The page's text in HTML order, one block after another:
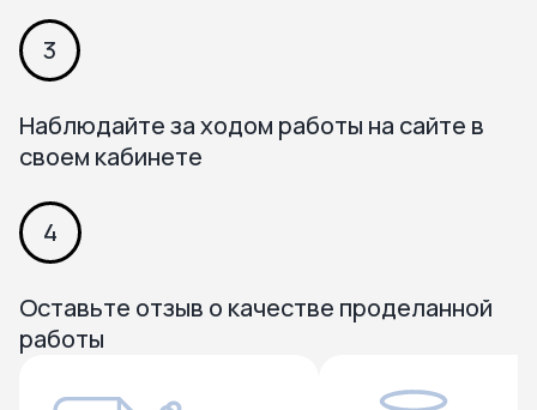
3
Наблюдайте за ходом работы на сайте в
своем кабинете
4
Оставьте отзыв о качестве проделанной
работы